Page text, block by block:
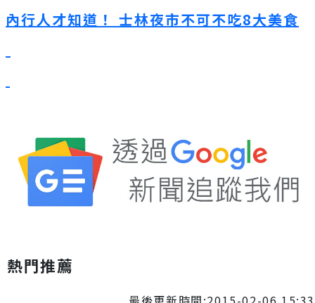
內行人才知道！ 士林夜市不可不吃8大美食
熱門推薦